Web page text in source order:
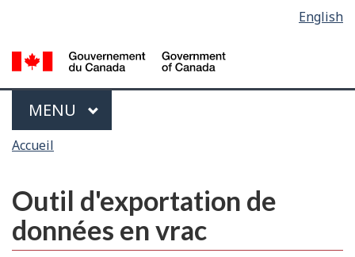
main
content
la
version
HTML
la
langue
English
Menu
MAIN
MENU
Vous
Accueil
Outil d'exportation de
données en vrac